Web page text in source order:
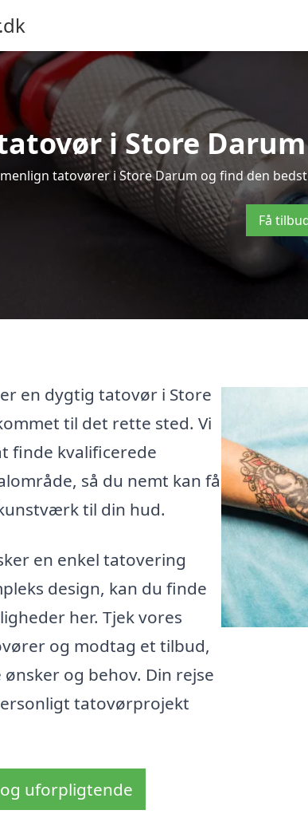
i Store
tatovører i Store Darum og find den
Få
en dygtig tatovør i Store
til det rette sted. Vi
finde kvalificerede
så du nemt kan få
til din hud.
en enkel tatovering
design, kan du finde
her. Tjek vores
og modtag et tilbud,
og behov. Din rejse
tatovørprojekt
uforpligtende